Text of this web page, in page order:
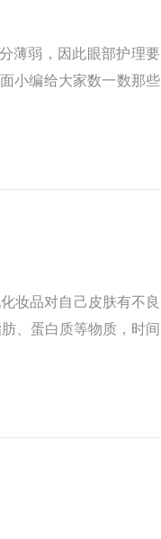
薄弱，因此眼部护理要
小编给大家数一数那些
妆品对自己皮肤有不良
蛋白质等物质，时间